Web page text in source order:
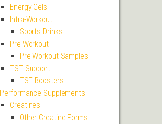
Energy Gels
Intra-Workout
Sports Drinks
Pre-Workout
Pre-Workout Samples
TST Support
TST Boosters
Performance Supplements
Creatines
Other Creatine Forms